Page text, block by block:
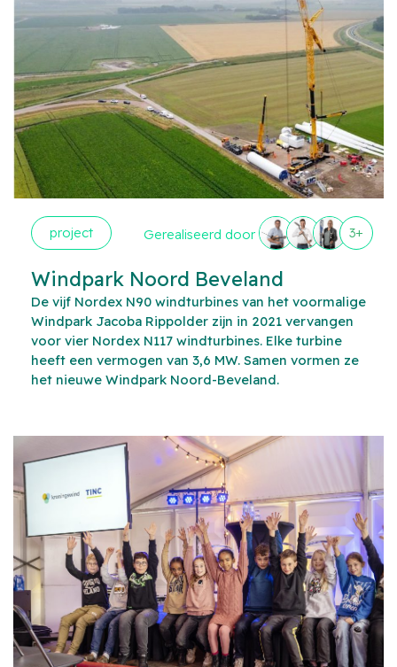
project Gerealiseerd door 3+
Windpark Noord Beveland
De vijf Nordex N90 windturbines van het voormalige
Windpark Jacoba Rippolder zijn in 2021 vervangen
voor vier Nordex N117 windturbines. Elke turbine
heeft een vermogen van 3,6 MW. Samen vormen ze
het nieuwe Windpark Noord-Beveland.